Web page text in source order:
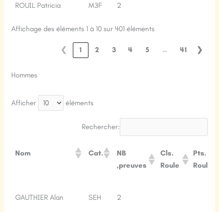
ROUIL Patricia M3F 2
Affichage des éléments 1 à 10 sur 401 éléments
❮ 1 2 3 4 5 … 41 ❯
Hommes
Afficher éléments
Rechercher:
Nom Cat.
NB
‚preuves
Cls.
Roule
Pts.
Roule
Nom Cat.
NB
GAUTHIER Alan SEH 2